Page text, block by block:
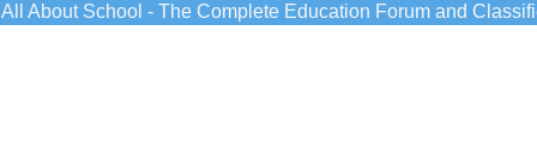
All About School - The Complete Education Forum and